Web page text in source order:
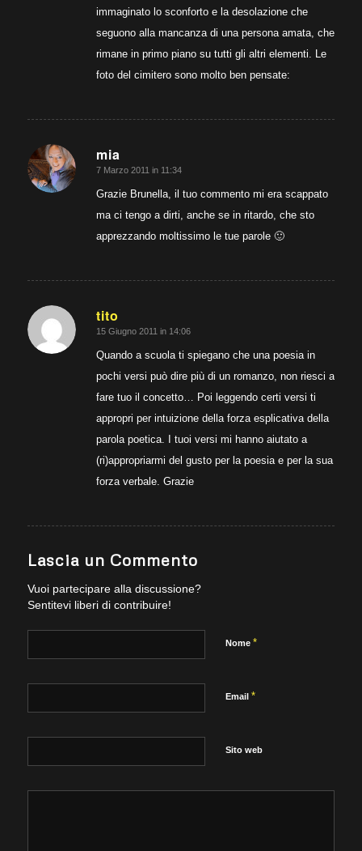
immaginato lo sconforto e la desolazione che
seguono alla mancanza di una persona amata, che
rimane in primo piano su tutti gli altri elementi. Le
foto del cimitero sono molto ben pensate:
mia
dice:
7 Marzo 2011 in 11:34
Grazie Brunella, il tuo commento mi era scappato
ma ci tengo a dirti, anche se in ritardo, che sto
apprezzando moltissimo le tue parole 🙂
tito
dice:
15 Giugno 2011 in 14:06
Quando a scuola ti spiegano che una poesia in
pochi versi può dire più di un romanzo, non riesci a
fare tuo il concetto… Poi leggendo certi versi ti
appropri per intuizione della forza esplicativa della
parola poetica. I tuoi versi mi hanno aiutato a
(ri)appropriarmi del gusto per la poesia e per la sua
forza verbale. Grazie
Lascia un Commento
Vuoi partecipare alla discussione?
Sentitevi liberi di contribuire!
Nome *
Email *
Sito web